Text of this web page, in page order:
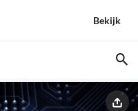
Bekijk